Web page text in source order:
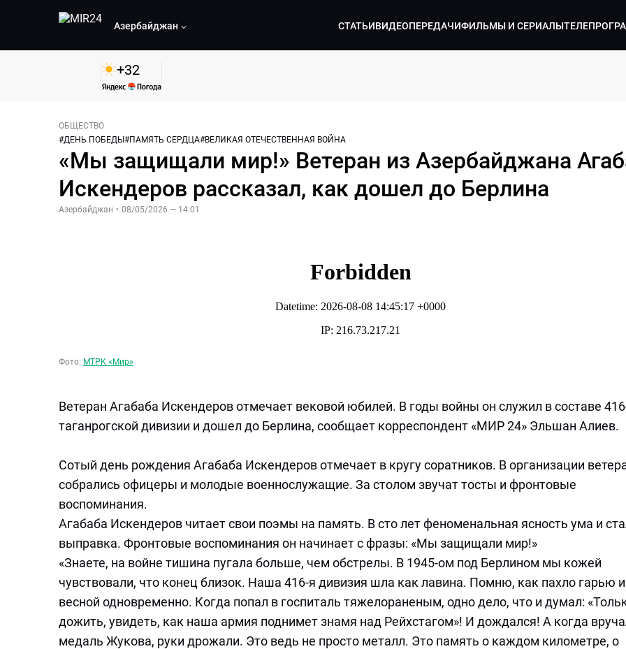
Азербайджан СТАТЬИВИДЕОПЕРЕДАЧИФИЛЬМЫ И СЕРИАЛЫ
+32
ОБЩЕСТВО
#ДЕНЬ ПОБЕДЫ #ПАМЯТЬ СЕРДЦА#ВЕЛИКАЯ ОТЕЧЕСТВЕННАЯ ВОЙНА
«Мы защищали мир!» Ветеран из Азербайджана
Искендеров рассказал, как дошел до Берлина
Азербайджан • 08/05/2026 — 14:01
Фото: МТРК «Мир»
Ветеран Агабаба Искендеров отмечает вековой юбилей. В годы войны он служил в составе
таганрогской дивизии и дошел до Берлина, сообщает корреспондент «МИР 24» Эльшан Алиев.
Сотый день рождения Агабаба Искендеров отмечает в кругу соратников. В организации
собрались офицеры и молодые военнослужащие. За столом звучат тосты и фронтовые
воспоминания.
Агабаба Искендеров читает свои поэмы на память. В сто лет феноменальная ясность ума и
выправка. Фронтовые воспоминания он начинает с фразы: «Мы защищали мир!»
«Знаете, на войне тишина пугала больше, чем обстрелы. В 1945-ом под Берлином мы кожей
чувствовали, что конец близок. Наша 416-я дивизия шла как лавина. Помню, как пахло гарью и
весной одновременно. Когда попал в госпиталь тяжелораненым, одно дело, что и думал:
дожить, увидеть, как наша армия поднимет знамя над Рейхстагом»! И дождался! А когда
медаль Жукова, руки дрожали. Это ведь не просто металл. Это память о каждом километре, о